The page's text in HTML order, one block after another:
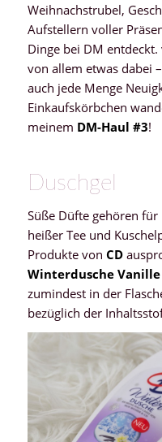
Weihnachstrubel,
Aufstellern voller
Dinge bei DM
von allem etwas dabei
auch jede Menge
Einkaufskörbchen
meinem DM-Haul #3!
Duschgel
Süße Düfte gehören
heißer Tee und
Produkte von CD
Winterdusche Vanille
zumindest in der
bezüglich der